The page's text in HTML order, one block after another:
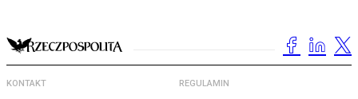
KONTAKT REGULAMIN